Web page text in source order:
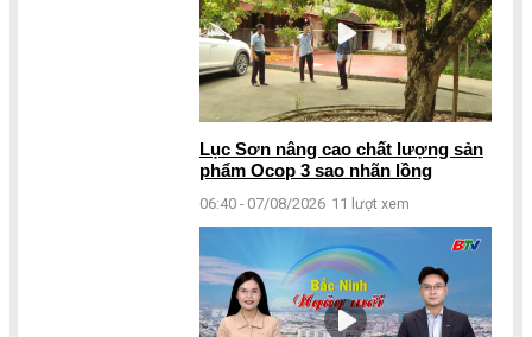
Lục Sơn nâng cao chất lượng sản
phẩm Ocop 3 sao nhãn lồng
06:40 - 07/08/2026 11 lượt xem